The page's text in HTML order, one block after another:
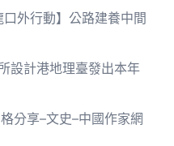
口外行動】公路建養中間
設計港地理臺發出本年
分享–文史–中國作家網